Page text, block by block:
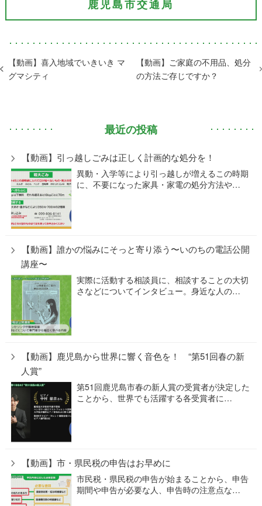
鹿児島市交通局
【動画】喜入地域でいきいき マ
グマシティ
【動画】ご家庭の不用品、処分
の方法ご存じですか？
最近の投稿
【動画】引っ越しごみは正しく計画的な処分を！
異動・入学等により引っ越しが増えるこの時期
に、不要になった家具・家電の処分方法や…
【動画】誰かの悩みにそっと寄り添う〜いのちの電話公開
講座〜
実際に活動する相談員に、相談することの大切
さなどについてインタビュー。身近な人の…
【動画】鹿児島から世界に響く音色を！ “第51回春の新
人賞”
第51回鹿児島市春の新人賞の受賞者が決定した
ことから、世界でも活躍する各受賞者に…
【動画】市・県民税の申告はお早めに
市民税・県民税の申告が始まることから、申告
期間や申告が必要な人、申告時の注意点な…